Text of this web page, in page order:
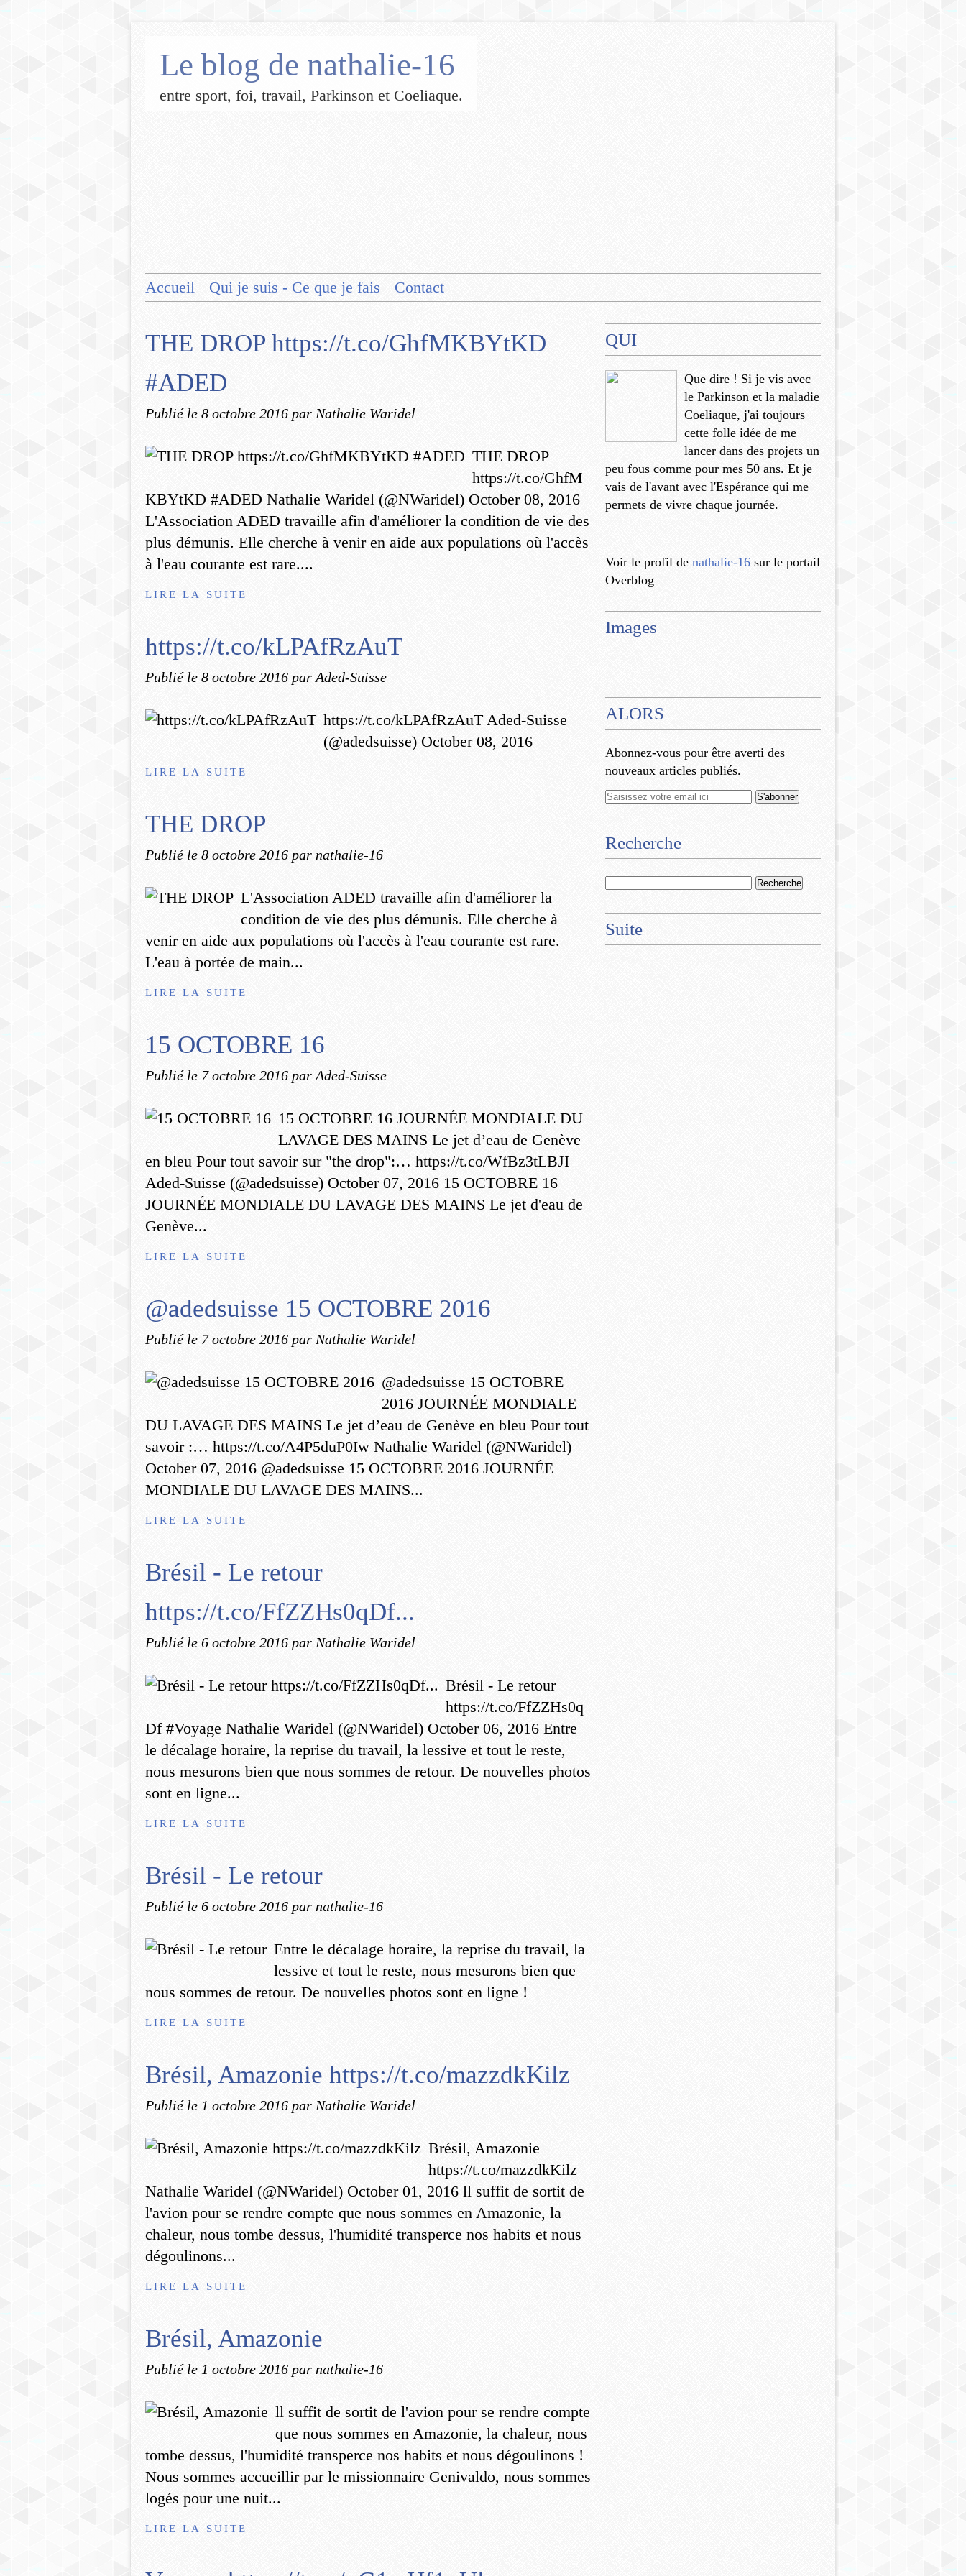
Le blog de nathalie-16
entre sport, foi, travail, Parkinson et Coeliaque.
Accueil Qui je suis - Ce que je fais Contact
THE DROP https://t.co/GhfMKBYtKD
#ADED
Publié le 8 octobre 2016 par Nathalie Waridel
THE DROP
https://t.co/GhfM
KBYtKD #ADED Nathalie Waridel (@NWaridel) October 08, 2016
L'Association ADED travaille afin d'améliorer la condition de vie des
plus démunis. Elle cherche à venir en aide aux populations où l'accès
à l'eau courante est rare....
LIRE LA SUITE
https://t.co/kLPAfRzAuT
Publié le 8 octobre 2016 par Aded-Suisse
https://t.co/kLPAfRzAuT Aded-Suisse
(@adedsuisse) October 08, 2016
LIRE LA SUITE
THE DROP
Publié le 8 octobre 2016 par nathalie-16
L'Association ADED travaille afin d'améliorer la
condition de vie des plus démunis. Elle cherche à
venir en aide aux populations où l'accès à l'eau courante est rare.
L'eau à portée de main...
LIRE LA SUITE
15 OCTOBRE 16
Publié le 7 octobre 2016 par Aded-Suisse
15 OCTOBRE 16 JOURNÉE MONDIALE DU
LAVAGE DES MAINS Le jet d’eau de Genève
en bleu Pour tout savoir sur "the drop":… https://t.co/WfBz3tLBJI
Aded-Suisse (@adedsuisse) October 07, 2016 15 OCTOBRE 16
JOURNÉE MONDIALE DU LAVAGE DES MAINS Le jet d'eau de
Genève...
LIRE LA SUITE
@adedsuisse 15 OCTOBRE 2016
Publié le 7 octobre 2016 par Nathalie Waridel
@adedsuisse 15 OCTOBRE
2016 JOURNÉE MONDIALE
DU LAVAGE DES MAINS Le jet d’eau de Genève en bleu Pour tout
savoir :… https://t.co/A4P5duP0Iw Nathalie Waridel (@NWaridel)
October 07, 2016 @adedsuisse 15 OCTOBRE 2016 JOURNÉE
MONDIALE DU LAVAGE DES MAINS...
LIRE LA SUITE
Brésil - Le retour
https://t.co/FfZZHs0qDf...
Publié le 6 octobre 2016 par Nathalie Waridel
Brésil - Le retour
https://t.co/FfZZHs0q
Df #Voyage Nathalie Waridel (@NWaridel) October 06, 2016 Entre
le décalage horaire, la reprise du travail, la lessive et tout le reste,
nous mesurons bien que nous sommes de retour. De nouvelles photos
sont en ligne...
LIRE LA SUITE
Brésil - Le retour
Publié le 6 octobre 2016 par nathalie-16
Entre le décalage horaire, la reprise du travail, la
lessive et tout le reste, nous mesurons bien que
nous sommes de retour. De nouvelles photos sont en ligne !
LIRE LA SUITE
Brésil, Amazonie https://t.co/mazzdkKilz
Publié le 1 octobre 2016 par Nathalie Waridel
Brésil, Amazonie
https://t.co/mazzdkKilz
Nathalie Waridel (@NWaridel) October 01, 2016 ll suffit de sortit de
l'avion pour se rendre compte que nous sommes en Amazonie, la
chaleur, nous tombe dessus, l'humidité transperce nos habits et nous
dégoulinons...
LIRE LA SUITE
Brésil, Amazonie
Publié le 1 octobre 2016 par nathalie-16
ll suffit de sortit de l'avion pour se rendre compte
que nous sommes en Amazonie, la chaleur, nous
tombe dessus, l'humidité transperce nos habits et nous dégoulinons !
Nous sommes accueillir par le missionnaire Genivaldo, nous sommes
logés pour une nuit...
LIRE LA SUITE
QUI
Que dire ! Si je vis avec
le Parkinson et la maladie
Coeliaque, j'ai toujours
cette folle idée de me
lancer dans des projets un
peu fous comme pour mes 50 ans. Et je
vais de l'avant avec l'Espérance qui me
permets de vivre chaque journée.
Voir le profil de nathalie-16 sur le portail
Overblog
Images
ALORS
Abonnez-vous pour être averti des
nouveaux articles publiés.
Recherche
Suite